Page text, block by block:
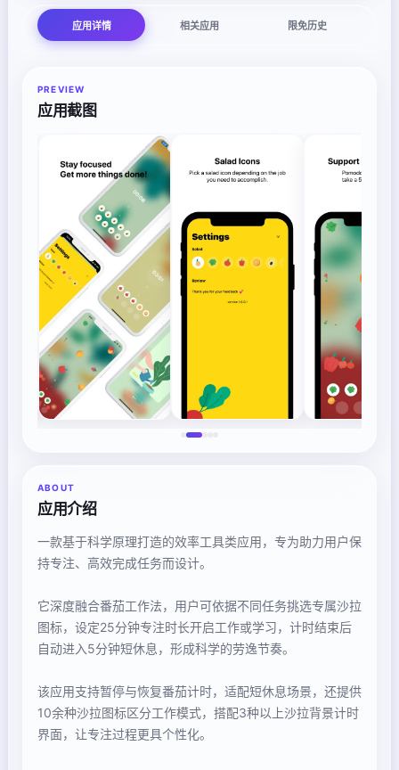
应用详情 相关应用 限免历史
PREVIEW
应用截图
ABOUT
应用介绍
一款基于科学原理打造的效率工具类应用，专为助力用户保
持专注、高效完成任务而设计。
它深度融合番茄工作法，用户可依据不同任务挑选专属沙拉
图标，设定25分钟专注时长开启工作或学习，计时结束后
自动进入5分钟短休息，形成科学的劳逸节奏。
该应用支持暂停与恢复番茄计时，适配短休息场景，还提供
10余种沙拉图标区分工作模式，搭配3种以上沙拉背景计时
界面，让专注过程更具个性化。